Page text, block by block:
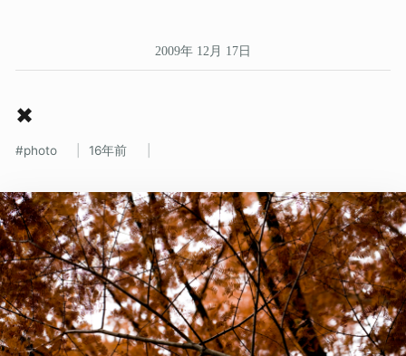
2009年 12月 17日
✖
photo 16年前